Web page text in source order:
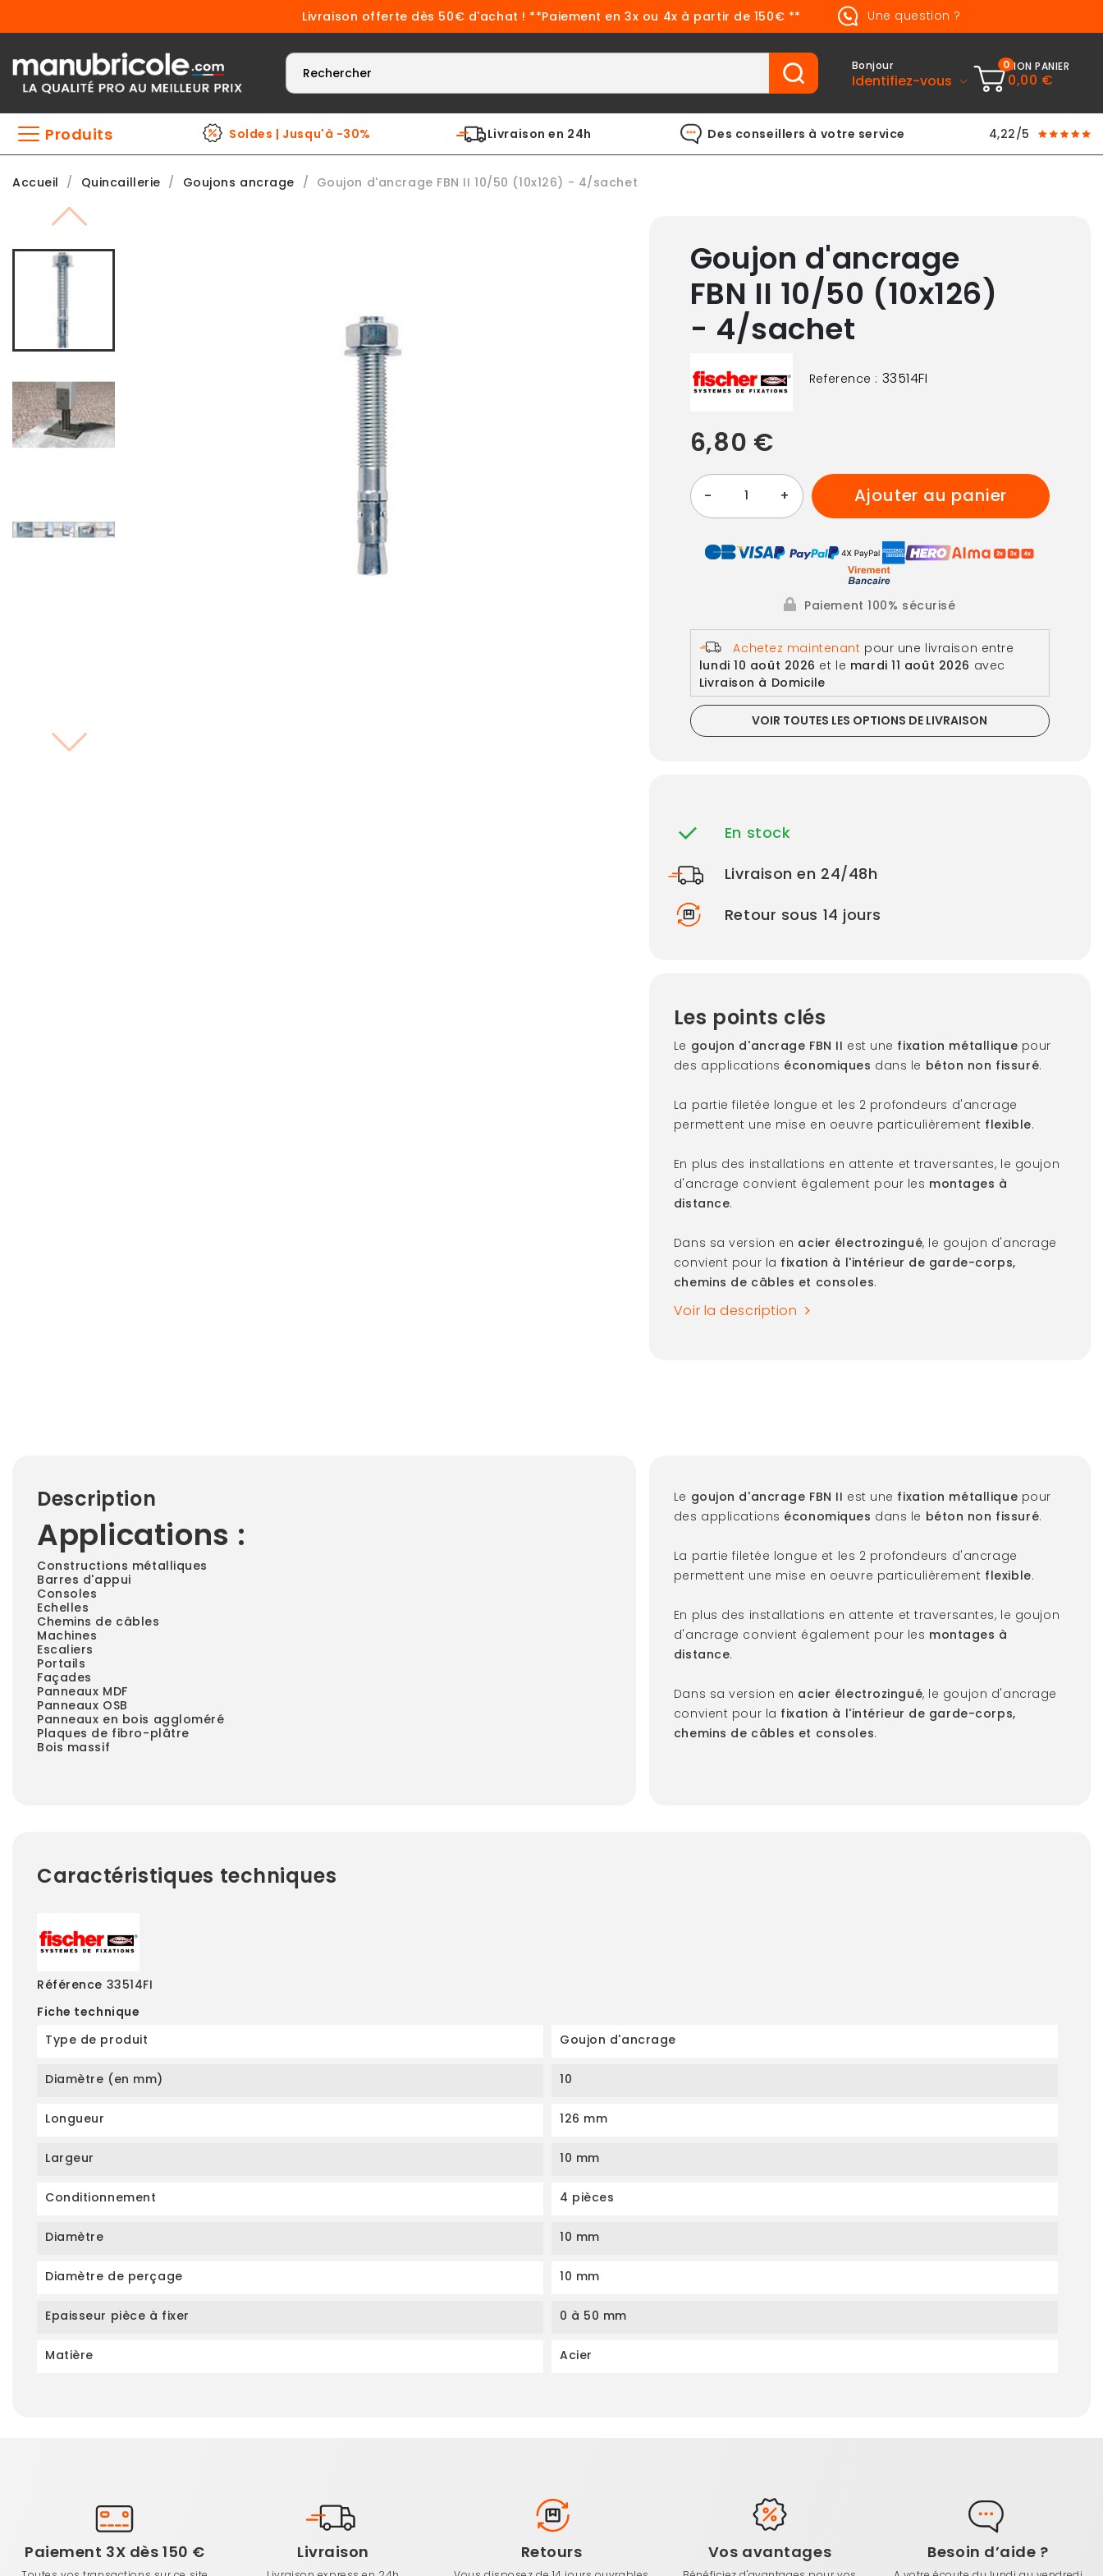
Livraison offerte dès 50€ d'achat ! **Paiement en 3x ou 4x à partir de 150€ ** Une question ?
Bonjour
Identifiez-vous
0MON PANIER
0,00 €
Produits Soldes | Jusqu'à -30% Livraison en 24h Des conseillers à votre service 4,22/5
Accueil Quincaillerie Goujons ancrage Goujon d'ancrage FBN II 10/50 (10x126) - 4/sachet
Goujon d'ancrage
FBN II 10/50 (10x126)
- 4/sachet
Reference : 33514FI
6,80 €
- + ajouter au panier
Paiement 100% sécurisé
Achetez maintenant pour une livraison entre
lundi 10 août 2026 et le mardi 11 août 2026 avec
Livraison à Domicile
VOIR TOUTES LES OPTIONS DE LIVRAISON
En stock
Livraison en 24/48h
Retour sous 14 jours
Les points clés
Le goujon d'ancrage FBN II est une fixation métallique pour
des applications économiques dans le béton non fissuré.
La partie filetée longue et les 2 profondeurs d'ancrage
permettent une mise en oeuvre particulièrement flexible.
En plus des installations en attente et traversantes, le goujon
d'ancrage convient également pour les montages à
distance.
Dans sa version en acier électrozingué, le goujon d'ancrage
convient pour la fixation à l'intérieur de garde-corps,
chemins de câbles et consoles.
Voir la description
Description
Applications :
Constructions métalliques
Barres d'appui
Consoles
Echelles
Chemins de câbles
Machines
Escaliers
Portails
Façades
Panneaux MDF
Panneaux OSB
Panneaux en bois aggloméré
Plaques de fibro-plâtre
Bois massif
Le goujon d'ancrage FBN II est une fixation métallique pour
des applications économiques dans le béton non fissuré.
La partie filetée longue et les 2 profondeurs d'ancrage
permettent une mise en oeuvre particulièrement flexible.
En plus des installations en attente et traversantes, le goujon
d'ancrage convient également pour les montages à
distance.
Dans sa version en acier électrozingué, le goujon d'ancrage
convient pour la fixation à l'intérieur de garde-corps,
chemins de câbles et consoles.
Caractéristiques techniques
Référence 33514FI
Fiche technique
Type de produit
Goujon d'ancrage
Diamètre (en mm) 10
Longueur 126 mm
Largeur 10 mm
Conditionnement 4 pièces
Diamètre 10 mm
Diamètre de perçage 10 mm
Epaisseur pièce à fixer 0 à 50 mm
Matière Acier
Paiement 3X dès 150 € Livraison Retours Vos avantages Besoin d’aide ?